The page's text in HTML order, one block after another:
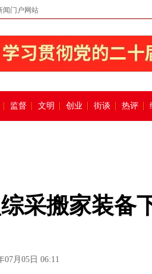
闻门户网站
监督 文明 创业 街谈 热评
采搬家装备
07月05日 06:11